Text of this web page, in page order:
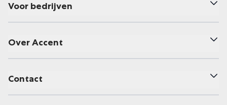
Voor bedrijven
Over Accent
Contact